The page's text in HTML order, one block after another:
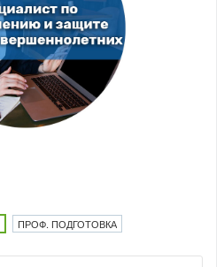
ПРОФ. ПОДГОТОВКА